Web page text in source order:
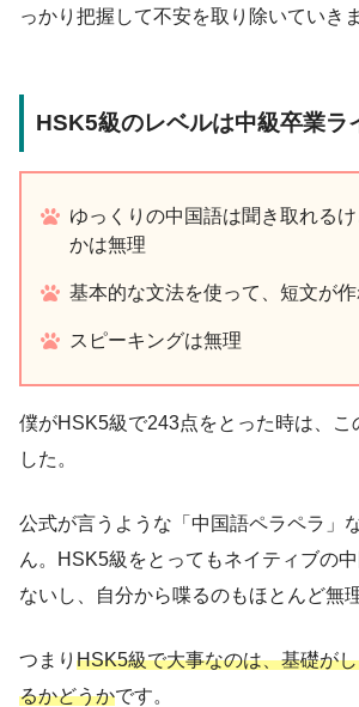
っかり把握して不安を取り除いていき
HSK5級のレベルは中級卒業ラ
ゆっくりの中国語は聞き取れる
かは無理
基本的な文法を使って、短文が作
スピーキングは無理
僕がHSK5級で243点をとった時は、こ
した。
公式が言うような「中国語ペラペラ」
ん。HSK5級をとってもネイティブの
ないし、自分から喋るのもほとんど無
つまり HSK5級で大事なのは、基礎が
るかどうかです。